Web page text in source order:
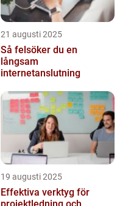
21 augusti 2025
Så felsöker du en
långsam
internetanslutning
19 augusti 2025
Effektiva verktyg för